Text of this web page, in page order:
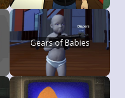
Gears of Babies